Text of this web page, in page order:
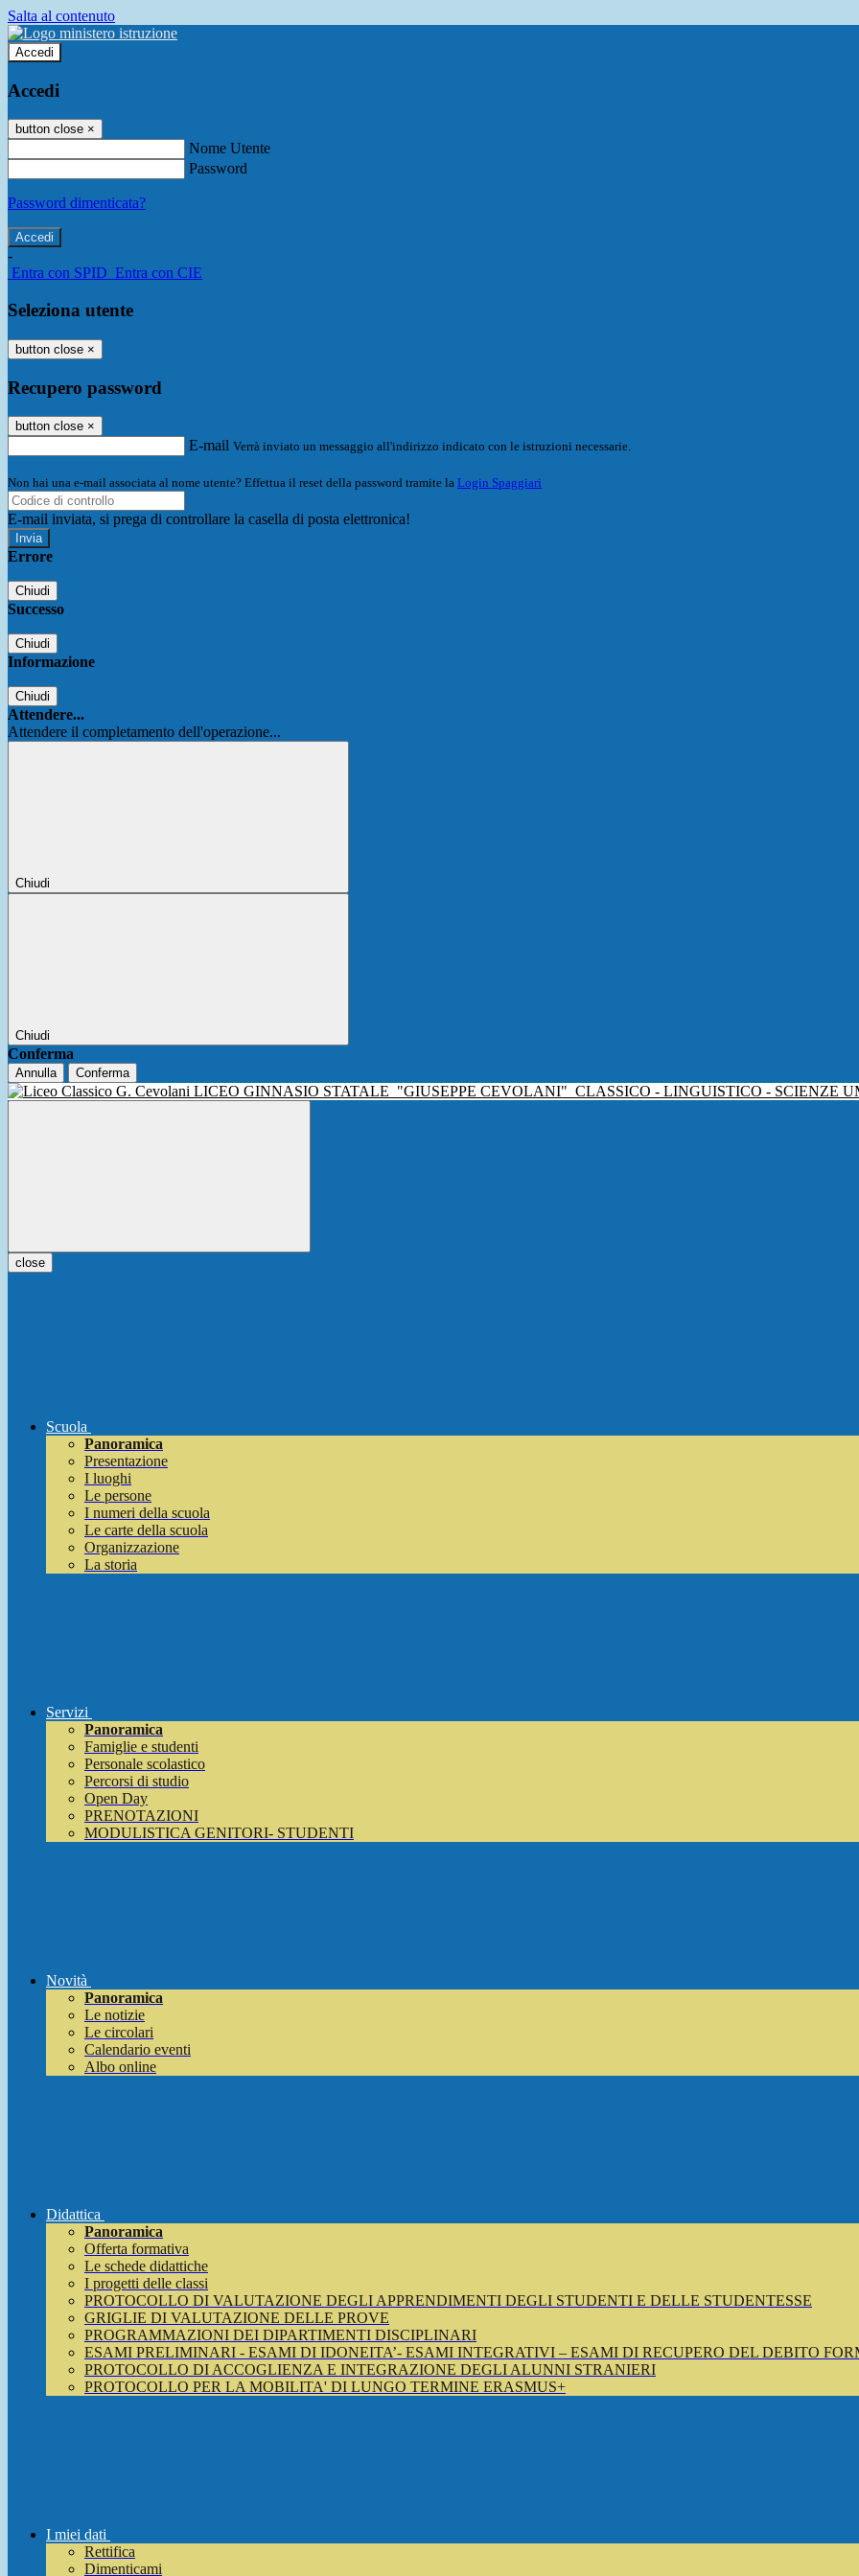
Salta al contenuto
Accedi
Accedi
button close ×
Nome Utente
Password
Password dimenticata?
-
Entra con SPID Entra con CIE
Seleziona utente
button close ×
Recupero password
button close ×
E-mail Verrà inviato un messaggio all'indirizzo indicato con le istruzioni necessarie.
Non hai una e-mail associata al nome utente? Effettua il reset della password tramite la Login Spaggiari
E-mail inviata, si prega di controllare la casella di posta elettronica!
Errore
Chiudi
Successo
Chiudi
Informazione
Chiudi
Attendere...
Attendere il completamento dell'operazione...
Chiudi
Chiudi
Conferma
Annulla Conferma
LICEO GINNASIO STATALE "GIUSEPPE CEVOLANI" CLASSICO - LINGUISTICO - SCIENZE
close
Scuola
Panoramica
Presentazione
I luoghi
Le persone
I numeri della scuola
Le carte della scuola
Organizzazione
La storia
Servizi
Panoramica
Famiglie e studenti
Personale scolastico
Percorsi di studio
Open Day
PRENOTAZIONI
MODULISTICA GENITORI- STUDENTI
Novità
Panoramica
Le notizie
Le circolari
Calendario eventi
Albo online
Didattica
Panoramica
Offerta formativa
Le schede didattiche
I progetti delle classi
PROTOCOLLO DI VALUTAZIONE DEGLI APPRENDIMENTI DEGLI STUDENTI E DELLE STUDENTESSE
GRIGLIE DI VALUTAZIONE DELLE PROVE
PROGRAMMAZIONI DEI DIPARTIMENTI DISCIPLINARI
ESAMI PRELIMINARI - ESAMI DI IDONEITA’- ESAMI INTEGRATIVI – ESAMI DI RECUPERO DEL DEBITO
PROTOCOLLO DI ACCOGLIENZA E INTEGRAZIONE DEGLI ALUNNI STRANIERI
PROTOCOLLO PER LA MOBILITA' DI LUNGO TERMINE ERASMUS+
I miei dati
Rettifica
Dimenticami